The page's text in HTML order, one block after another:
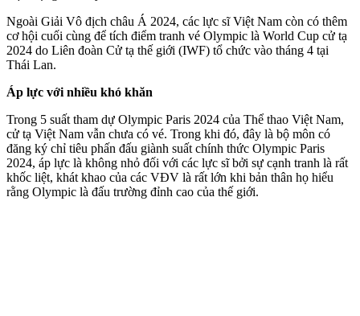
Ngoài Giải Vô địch châu Á 2024, các lực sĩ Việt Nam còn có thêm
cơ hội cuối cùng để tích điểm tranh vé Olympic là World Cup cử tạ
2024 do Liên đoàn Cử tạ thế giới (IWF) tổ chức vào tháng 4 tại
Thái Lan.
Áp lực với nhiều khó khăn
Trong 5 suất tham dự Olympic Paris 2024 của Thể thao Việt Nam,
cử tạ Việt Nam vẫn chưa có vé. Trong khi đó, đây là bộ môn có
đăng ký chỉ tiêu phấn đấu giành suất chính thức Olympic Paris
2024, áp lực là không nhỏ đối với các lực sĩ bởi sự cạnh tranh là rất
khốc liệt, khát khao của các VĐV là rất lớn khi bản thân họ hiểu
rằng Olympic là đấu trường đỉnh cao của thế giới.